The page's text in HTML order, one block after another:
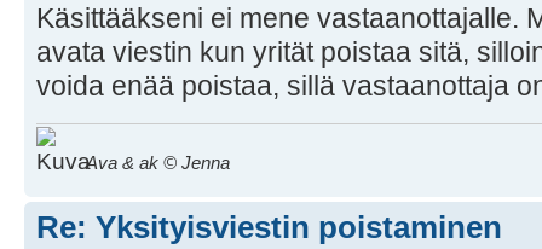
Käsittääkseni ei mene vastaanottajalle.
avata viestin kun yrität poistaa sitä,
voida enää poistaa, sillä vastaanottaja
Ava & ak © Jenna
Re: Yksityisviestin poistaminen